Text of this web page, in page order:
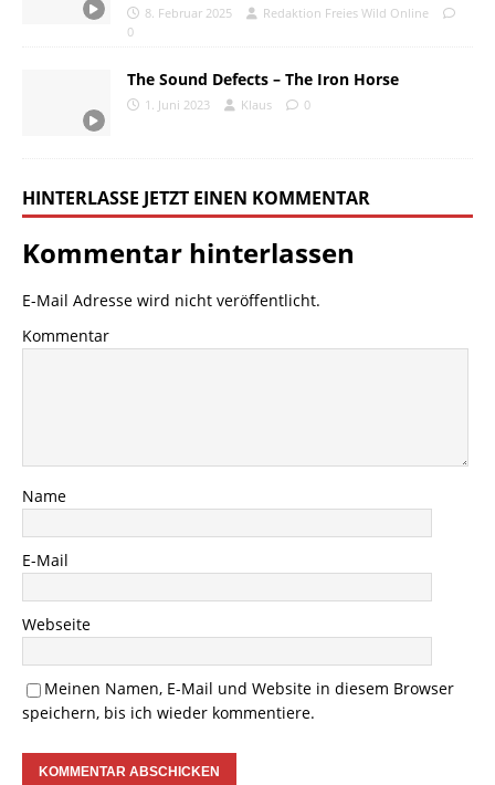
8. Februar 2025
Redaktion Freies Wild Online
0
The Sound Defects – The Iron Horse
1. Juni 2023 Klaus 0
HINTERLASSE JETZT EINEN KOMMENTAR
Kommentar hinterlassen
E-Mail Adresse wird nicht veröffentlicht.
Kommentar
Name
E-Mail
Webseite
Meinen Namen, E-Mail und Website in diesem Browser
speichern, bis ich wieder kommentiere.